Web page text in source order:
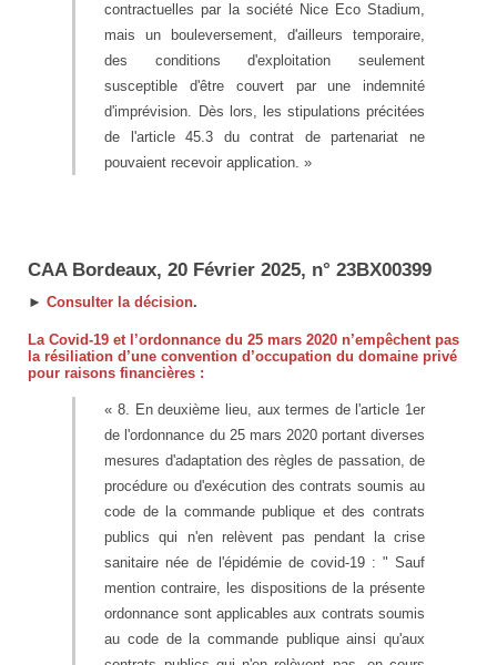
contractuelles par la société Nice Eco Stadium,
mais un bouleversement, d'ailleurs temporaire,
des conditions d'exploitation seulement
susceptible d'être couvert par une indemnité
d'imprévision. Dès lors, les stipulations précitées
de l'article 45.3 du contrat de partenariat ne
pouvaient recevoir application. »
CAA Bordeaux, 20 Février 2025, n° 23BX00399
► Consulter la décision.
La Covid-19 et l’ordonnance du 25 mars 2020 n’empêchent pas
la résiliation d’une convention d’occupation du domaine privé
pour raisons financières :
« 8. En deuxième lieu, aux termes de l'article 1er
de l'ordonnance du 25 mars 2020 portant diverses
mesures d'adaptation des règles de passation, de
procédure ou d'exécution des contrats soumis au
code de la commande publique et des contrats
publics qui n'en relèvent pas pendant la crise
sanitaire née de l'épidémie de covid-19 : " Sauf
mention contraire, les dispositions de la présente
ordonnance sont applicables aux contrats soumis
au code de la commande publique ainsi qu'aux